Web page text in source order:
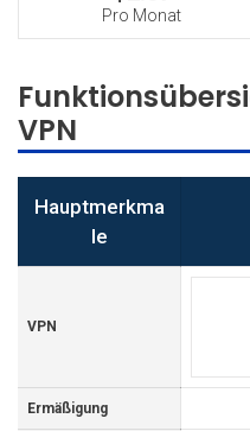
Pro Monat
VPN
Hauptmerkma
le
VPN
Ermäßigung